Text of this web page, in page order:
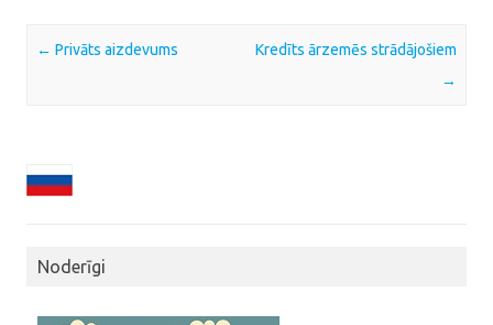
Post navigation
← Privāts aizdevums
Kredīts ārzemēs strādājošiem
→
Noderīgi